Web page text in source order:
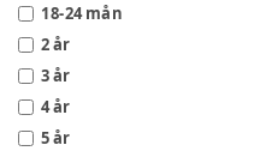
18-24 mån
2 år
3 år
4 år
5 år